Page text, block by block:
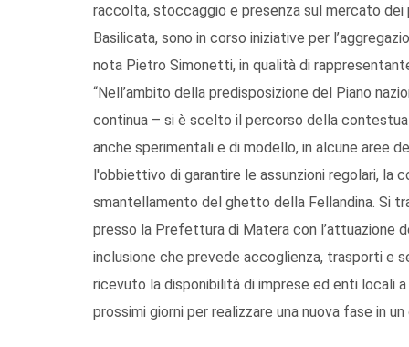
raccolta, stoccaggio e presenza sul mercato
Basilicata, sono in corso iniziative per
nota Pietro Simonetti, in qualità di
“Nell’ambito della predisposizione del Piano
continua – si è scelto il percorso della
anche sperimentali e di modello, in alcune aree
l'obbiettivo di garantire le assunzioni regolari, la
smantellamento del ghetto della Fellandina. Si
presso la Prefettura di Matera con l’attuazione
inclusione che prevede accoglienza, trasporti e
ricevuto la disponibilità di imprese ed enti locali
prossimi giorni per realizzare una nuova fase in